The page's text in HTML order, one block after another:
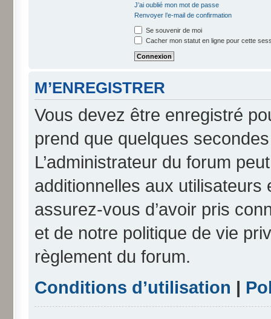
J’ai oublié mon mot de passe
Renvoyer l’e-mail de confirmation
Se souvenir de moi
Cacher mon statut en ligne pour cette
M’ENREGISTRER
Vous devez être enregistré
prend que quelques
L’administrateur du forum
additionnelles aux
assurez-vous d’avoir pris
et de notre politique de vie
règlement du forum.
Conditions d’utilisation |